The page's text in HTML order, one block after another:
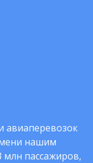
авиаперевозок
нашим
млн пассажиров,